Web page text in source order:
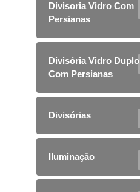
Divisoria Vidro Com
Persianas
Divisória Vidro Duplo
Com Persianas
Divisórias
Iluminação